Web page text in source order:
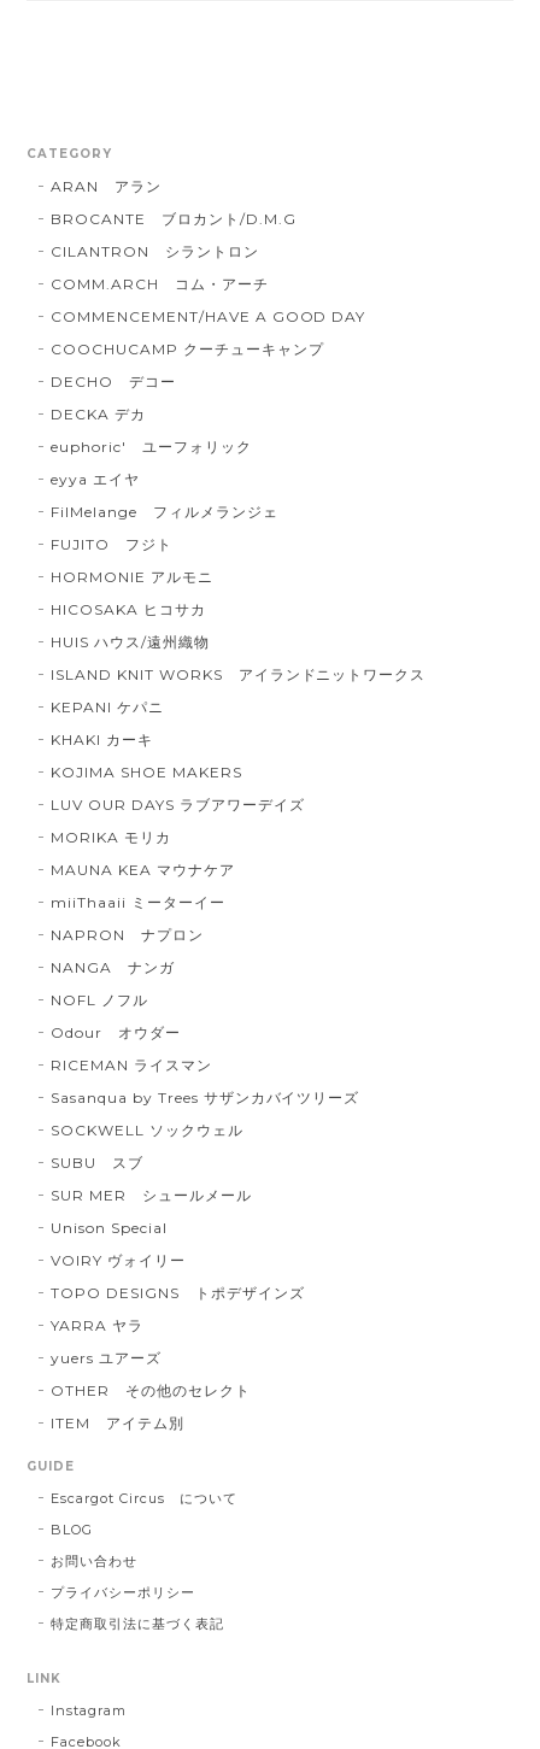
CATEGORY
ARAN アラン
BROCANTE ブロカント/D.M.G
CILANTRON シラントロン
COMM.ARCH コム・アーチ
COMMENCEMENT/HAVE A GOOD DAY
COOCHUCAMP クーチューキャンプ
DECHO デコー
DECKA デカ
euphoric' ユーフォリック
eyya エイヤ
FilMelange フィルメランジェ
FUJITO フジト
HORMONIE アルモニ
HICOSAKA ヒコサカ
HUIS ハウス/遠州織物
ISLAND KNIT WORKS アイランドニットワークス
KEPANI ケパニ
KHAKI カーキ
KOJIMA SHOE MAKERS
LUV OUR DAYS ラブアワーデイズ
MORIKA モリカ
MAUNA KEA マウナケア
miiThaaii ミーターイー
NAPRON ナプロン
NANGA ナンガ
NOFL ノフル
Odour オウダー
RICEMAN ライスマン
Sasanqua by Trees サザンカバイツリーズ
SOCKWELL ソックウェル
SUBU スブ
SUR MER シュールメール
Unison Special
VOIRY ヴォイリー
TOPO DESIGNS トポデザインズ
YARRA ヤラ
yuers ユアーズ
OTHER その他のセレクト
ITEM アイテム別
GUIDE
Escargot Circus について
BLOG
お問い合わせ
プライバシーポリシー
特定商取引法に基づく表記
LINK
Instagram
Facebook